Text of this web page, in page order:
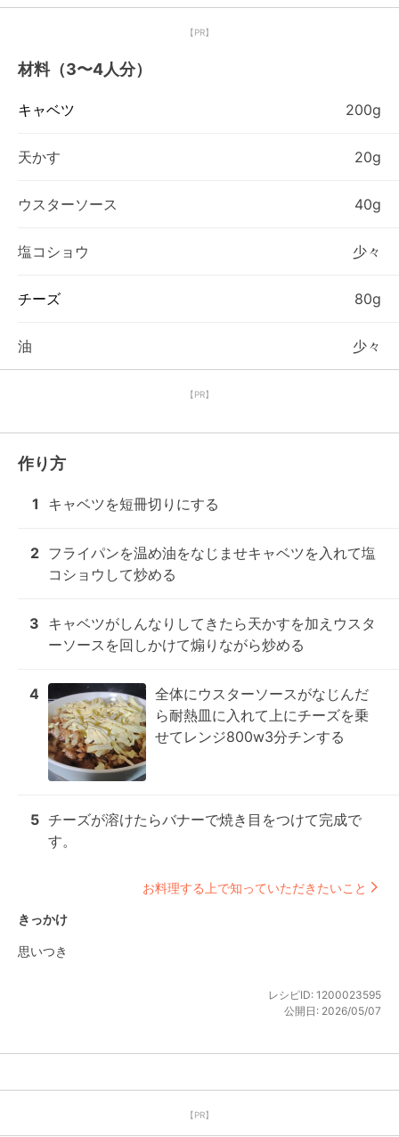
【PR】
材料（3〜4人分）
キャベツ 200g
天かす 20g
ウスターソース 40g
塩コショウ 少々
チーズ 80g
油 少々
【PR】
作り方
1 キャベツを短冊切りにする
2 フライパンを温め油をなじませキャベツを入れて塩
コショウして炒める
3 キャベツがしんなりしてきたら天かすを加えウスタ
ーソースを回しかけて煽りながら炒める
4
全体にウスターソースがなじんだ
ら耐熱皿に入れて上にチーズを乗
せてレンジ800w3分チンする
5 チーズが溶けたらバナーで焼き目をつけて完成で
す。
お料理する上で知っていただきたいこと
きっかけ
思いつき
レシピID: 1200023595
公開日: 2026/05/07
【PR】